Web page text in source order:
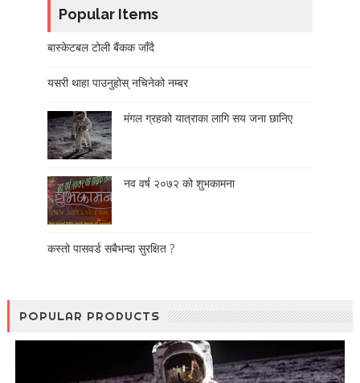
Popular Items
बास्केटबल टोली बैंकक जाँदै
यसरी थाहा पाउनुहोस् नचिनेको नम्बर
मंगल ग्रहको यात्राका लागि सय जना छानिए
नव वर्ष २०७२ को शुभकामना
कस्तो पासवर्ड सबैभन्दा सुरक्षित ?
POPULAR PRODUCTS